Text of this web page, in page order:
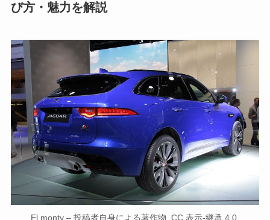
び方・魅力を解説
El monty – 投稿者自身による著作物, CC 表示-継承 4.0,